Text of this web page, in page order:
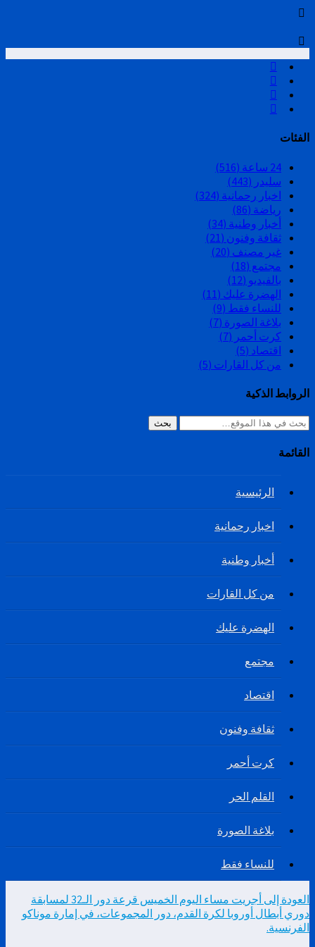
الفئات
24 ساعة
(516)
سليدر (443)
اخبار رحمانية (324)
رياضة (86)
أخبار وطنية (34)
ثقافة وفنون (21)
غير مصنف (20)
مجتمع (18)
بالفيديو (12)
الهضرة عليك (11)
للنساء فقط (9)
بلاغة الصورة (7)
كرت أحمر (7)
اقتصاد (5)
من كل القارات (5)
الروابط الذكية
بحث
القائمة
الرئيسية
اخبار رحمانية
أخبار وطنية
من كل القارات
الهضرة عليك
مجتمع
اقتصاد
ثقافة وفنون
كرت أحمر
القلم الحر
بلاغة الصورة
للنساء فقط
العودة إلى أجريت مساء اليوم الخميس قرعة دور الـ32 لمسابقة
دوري أبطال أوروبا لكرة القدم، دور المجموعات، في إمارة موناكو
الفرنسية.